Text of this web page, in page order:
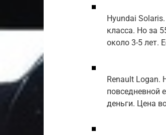
Hyundai
класса. Но за
около 3-5 лет.
Renault Logan.
повседневной
деньги. Цена